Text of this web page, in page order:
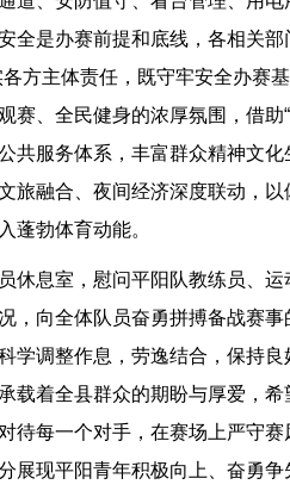
全是办赛前提和底线，各相关
方主体责任，既守牢安全办赛
赛、全民健身的浓厚氛围，借助
共服务体系，丰富群众精神文
旅融合、夜间经济深度联动，
蓬勃体育动能。
息室，慰问平阳队教练员、运
，向全体队员奋勇拼搏备战赛
学调整作息，劳逸结合，保持
载着全县群众的期盼与厚爱，
待每一个对手，在赛场上严守
展现平阳青年积极向上、奋勇